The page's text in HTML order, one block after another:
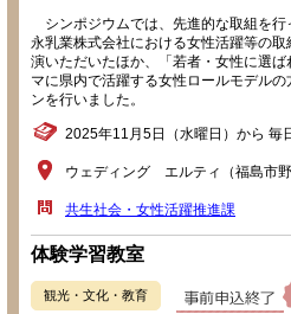
シンポジウムでは、先進的な取組を
永乳業株式会社における女性活躍等の
演いただいたほか、「若者・女性に選
マに県内で活躍する女性ロールモデル
ンを行いました。
2025年11月5日（水曜日）から 毎
ウェディング エルティ（福島市野
共生社会・女性活躍推進課
体験学習教室
観光・文化・教育